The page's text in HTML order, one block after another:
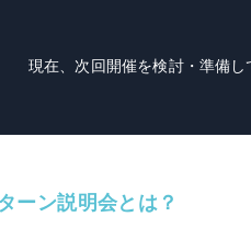
現在、次回開催を検討・準備し
ーン説明会とは？